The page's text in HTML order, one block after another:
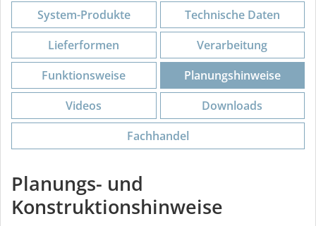
System-Produkte
Technische Daten
Lieferformen
Verarbeitung
Funktions­weise
Planungs­hinweise
Videos
Downloads
Fachhandel
Planungs- und
Konstruktionshinweise